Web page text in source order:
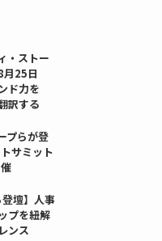
・ストー
月25日
ド力を
訳する
プらが登
サミット
登壇】人事
プを紐解
ンス